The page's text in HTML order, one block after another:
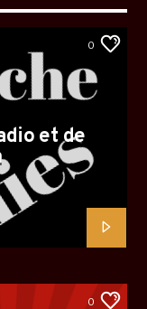
0
et de
0